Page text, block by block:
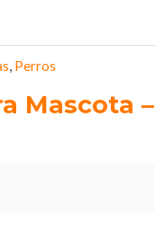
, Perros
Mascota –